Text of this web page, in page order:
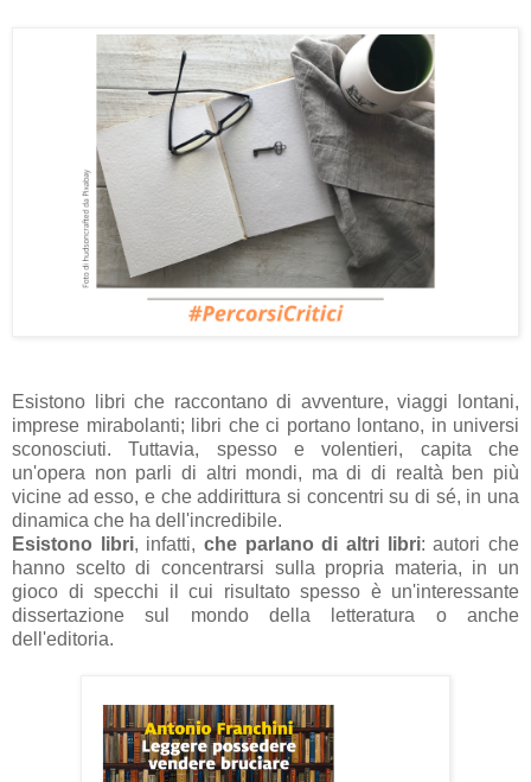
Esistono libri che raccontano di avventure, viaggi lontani,
imprese mirabolanti; libri che ci portano lontano, in universi
sconosciuti. Tuttavia, spesso e volentieri, capita che
un'opera non parli di altri mondi, ma di di realtà ben più
vicine ad esso, e che addirittura si concentri su di sé, in una
dinamica che ha dell'incredibile.
Esistono libri, infatti, che parlano di altri libri: autori che
hanno scelto di concentrarsi sulla propria materia, in un
gioco di specchi il cui risultato spesso è un'interessante
dissertazione sul mondo della letteratura o anche
dell'editoria.